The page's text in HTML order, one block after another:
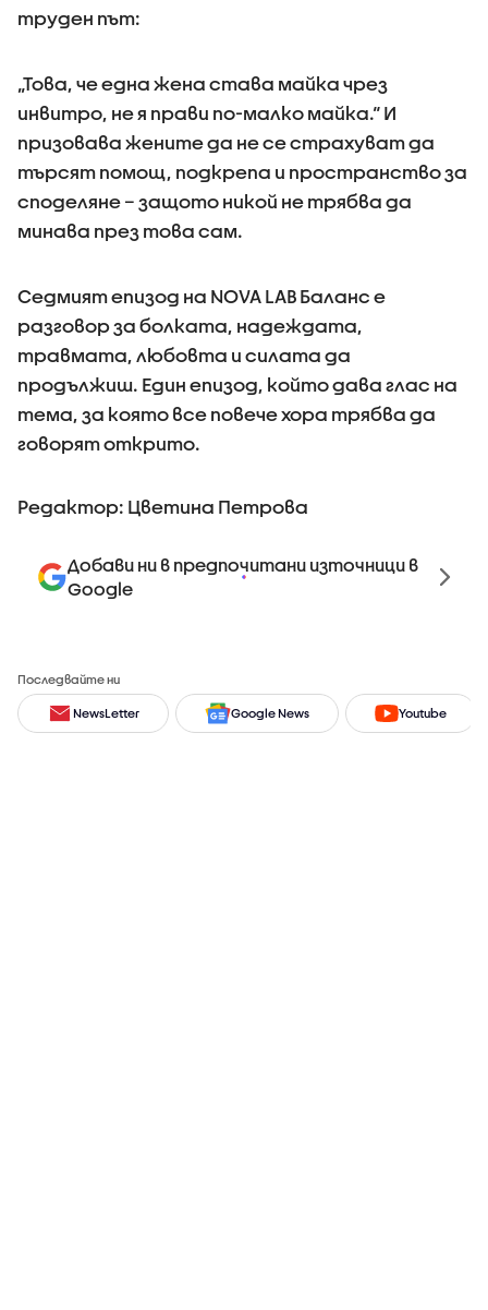
труден път:
„Това, че една жена става майка чрез
инвитро, не я прави по-малко майка.“ И
призовава жените да не се страхуват да
търсят помощ, подкрепа и пространство за
споделяне – защото никой не трябва да
минава през това сам.
Седмият епизод на NOVA LAB Баланс е
разговор за болката, надеждата,
травмата, любовта и силата да
продължиш. Един епизод, който дава глас на
тема, за която все повече хора трябва да
говорят открито.
Редактор: Цветина Петрова
Добави ни в предпочитани източници в
Google
Последвайте ни
NewsLetter Google News Youtube